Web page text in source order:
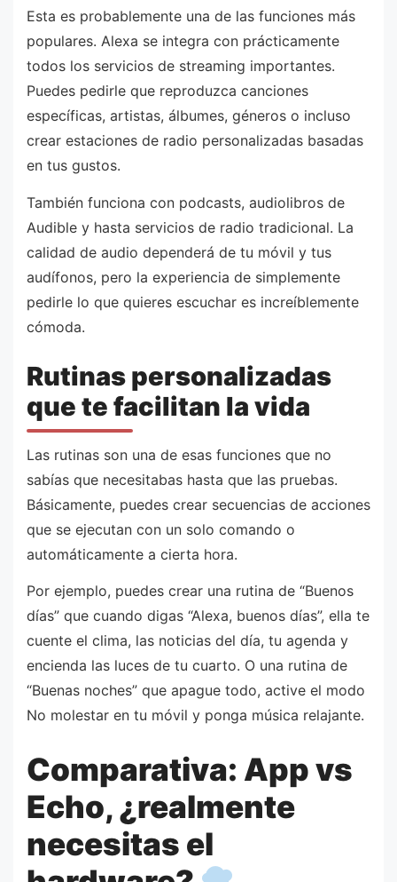
Esta es probablemente una de las funciones más
populares. Alexa se integra con prácticamente
todos los servicios de streaming importantes.
Puedes pedirle que reproduzca canciones
específicas, artistas, álbumes, géneros o incluso
crear estaciones de radio personalizadas basadas
en tus gustos.
También funciona con podcasts, audiolibros de
Audible y hasta servicios de radio tradicional. La
calidad de audio dependerá de tu móvil y tus
audífonos, pero la experiencia de simplemente
pedirle lo que quieres escuchar es increíblemente
cómoda.
Rutinas personalizadas
que te facilitan la vida
Las rutinas son una de esas funciones que no
sabías que necesitabas hasta que las pruebas.
Básicamente, puedes crear secuencias de acciones
que se ejecutan con un solo comando o
automáticamente a cierta hora.
Por ejemplo, puedes crear una rutina de “Buenos
días” que cuando digas “Alexa, buenos días”, ella te
cuente el clima, las noticias del día, tu agenda y
encienda las luces de tu cuarto. O una rutina de
“Buenas noches” que apague todo, active el modo
No molestar en tu móvil y ponga música relajante.
Comparativa: App vs
Echo, ¿realmente
necesitas el